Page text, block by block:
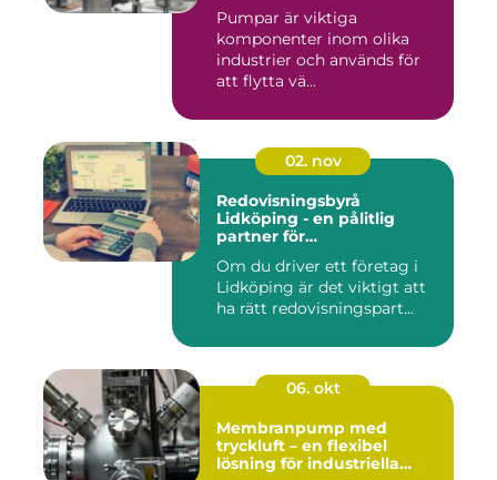
Pumpar är viktiga
komponenter inom olika
industrier och används för
att flytta vä...
02. nov
Redovisningsbyrå
Lidköping - en pålitlig
partner för
Lidköping
Om du driver ett företag i
Lidköping är det viktigt att
ha rätt redovisningspart...
06. okt
Membranpump med
tryckluft – en flexibel
lösning för industriella